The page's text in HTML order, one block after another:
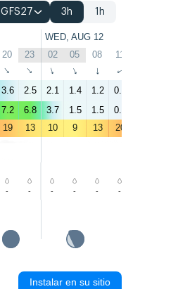
GFS27 3h 1h
WED, AUG 12
20 23 02 05 08 11
↑ ↑ ↑ ↑ ↑ ↑
3.6 2.5 2.1 1.4 1.2 0.6
7.2 6.8 3.7 1.5 1.5 0.7
19 13 10 9 13 20
- - - - - -
Instalar en su sitio